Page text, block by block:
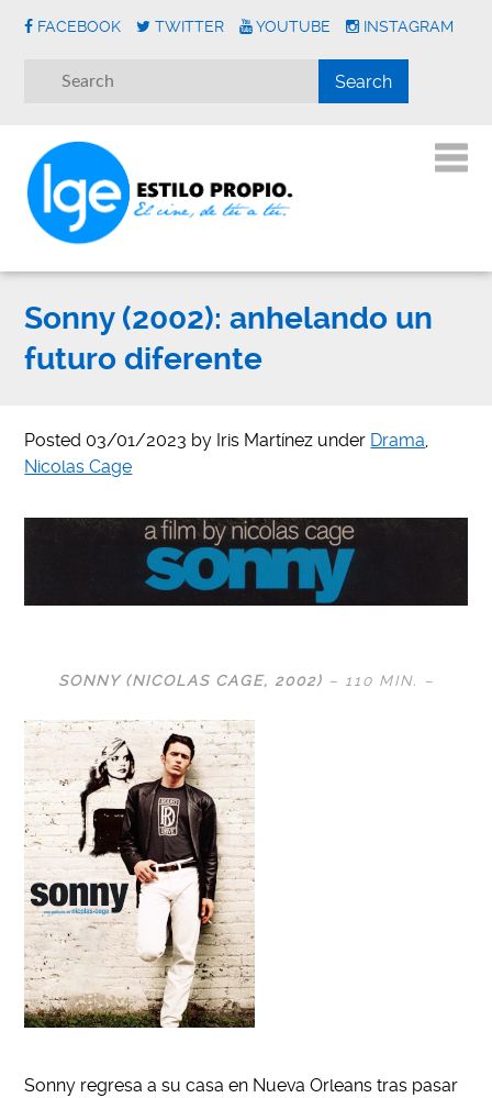
FACEBOOK TWITTER YOUTUBE INSTAGRAM
Sonny (2002): anhelando un
futuro diferente
Posted 03/01/2023 by Iris Martínez under Drama,
Nicolas Cage
SONNY (NICOLAS CAGE, 2002) – 110 MIN. –
Sonny regresa a su casa en Nueva Orleans tras pasar